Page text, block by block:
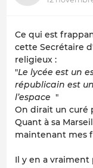
Ce qui est
cette Secrétaire
religieux :
"Le lycée est un
républicain est
l’espace "
On dirait un curé
Quant à sa
maintenant mes
Il y en a